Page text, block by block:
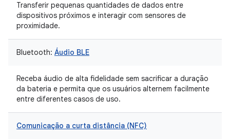
Transferir pequenas quantidades de dados entre
dispositivos próximos e interagir com sensores de
proximidade.
Bluetooth: Áudio BLE
Receba áudio de alta fidelidade sem sacrificar a duração
da bateria e permita que os usuários alternem facilmente
entre diferentes casos de uso.
Comunicação a curta distância (NFC)